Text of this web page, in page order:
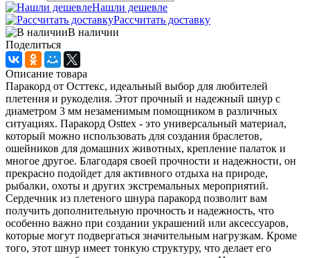
Нашли дешевле
Рассчитать доставку
В наличии
Поделиться
Описание товара
Паракорд от Осттекс, идеальный выбор для любителей
плетения и рукоделия. Этот прочный и надежный шнур с
диаметром 3 мм незаменимым помощником в различных
ситуациях. Паракорд Osttex - это универсальный материал,
который можно использовать для создания браслетов,
ошейников для домашних животных, крепление палаток и
многое другое. Благодаря своей прочности и надежности, он
прекрасно подойдет для активного отдыха на природе,
рыбалки, охоты и других экстремальных мероприятий.
Сердечник из плетеного шнура паракорд позволит вам
получить дополнительную прочность и надежность, что
особенно важно при создании украшений или аксессуаров,
которые могут подвергаться значительным нагрузкам. Кроме
того, этот шнур имеет тонкую структуру, что делает его